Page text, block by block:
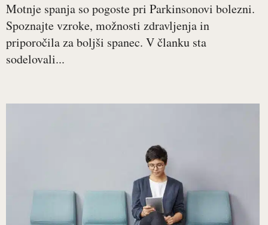
Motnje spanja so pogoste pri Parkinsonovi bolezni.
Spoznajte vzroke, možnosti zdravljenja in
priporočila za boljši spanec. V članku sta
sodelovali...